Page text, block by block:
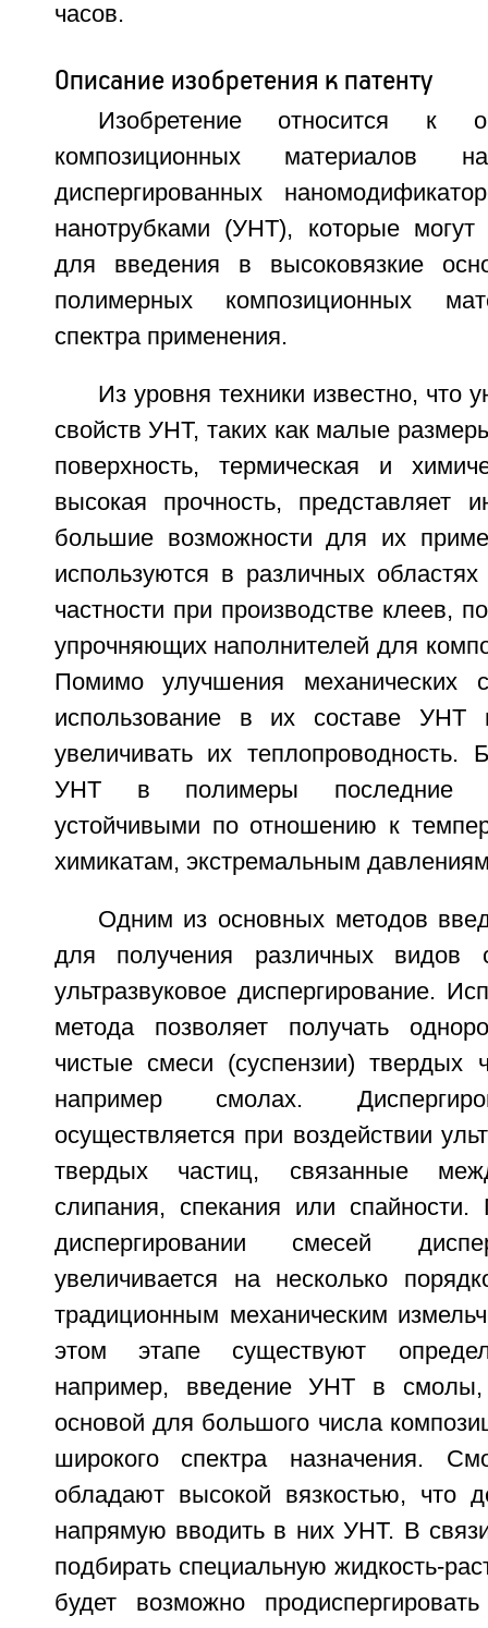
часов.
Описание изобретения к патенту
Изобретение относится к
композиционных материалов
диспергированных
нанотрубками (УНТ), которые
для введения в высоковязкие
полимерных композиционных
спектра применения.
Из уровня техники известно, что
свойств УНТ, таких как малые
поверхность, термическая и
высокая прочность, представляет
большие возможности для их
используются в различных
частности при производстве клеев,
упрочняющих наполнителей для
Помимо улучшения механических
использование в их составе УНТ
увеличивать их теплопроводность.
УНТ в полимеры последние
устойчивыми по отношению к
химикатам, экстремальным
Одним из основных методов
для получения различных видов
ультразвуковое диспергирование.
метода позволяет получать
чистые смеси (суспензии) твердых
например смолах.
осуществляется при воздействии
твердых частиц, связанные
слипания, спекания или спайности.
диспергировании смесей
увеличивается на несколько
традиционным механическим
этом этапе существуют
например, введение УНТ в смолы,
основой для большого числа
широкого спектра назначения.
обладают высокой вязкостью, что
напрямую вводить в них УНТ. В
подбирать специальную жидкость-
будет возможно